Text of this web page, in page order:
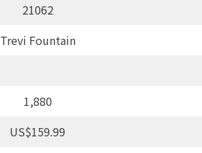
21062
Trevi Fountain
1,880
US$159.99